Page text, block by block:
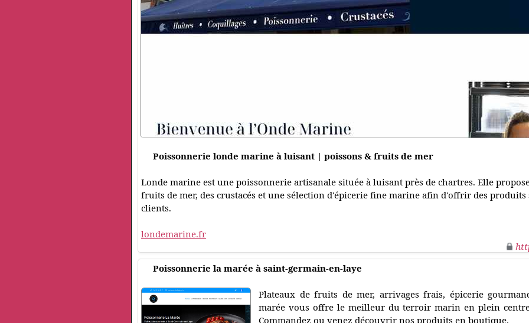
Poissonnerie londe marine à luisant | poissons & fruits de mer
Londe marine est une poissonnerie artisanale située à luisant près de chartres. Elle
fruits de mer, des crustacés et une sélection d'épicerie fine marine afin d'offrir des produits
clients.
londemarine.fr
Poissonnerie la marée à saint‑germain‑en‑laye
Plateaux de fruits de mer, arrivages frais, épicerie
marée vous offre le meilleur du terroir marin en plein centre
Commandez ou venez découvrir nos produits en boutique.